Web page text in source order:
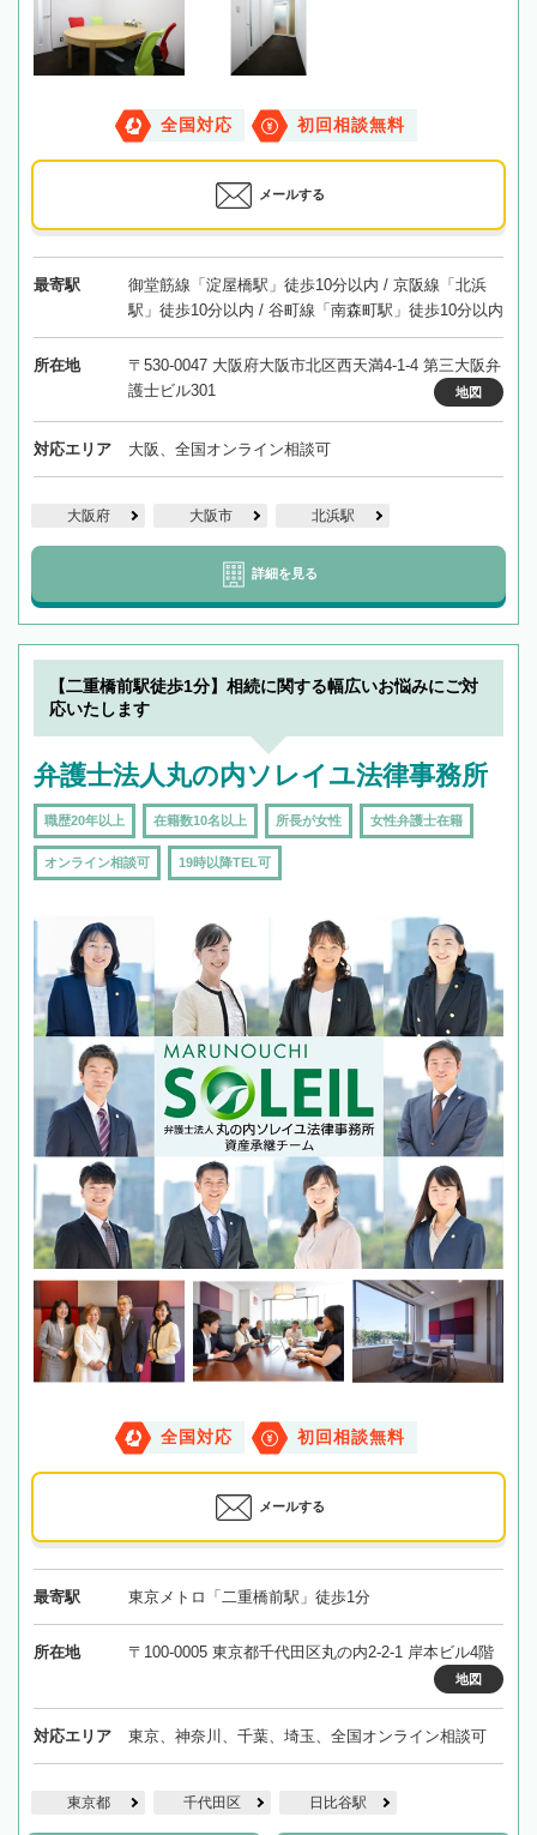
全国対応 初回相談無料
メールする
最寄駅
御堂筋線「淀屋橋駅」徒歩10分以内 / 京阪線「北浜
駅」徒歩10分以内 / 谷町線「南森町駅」徒歩10分以内
所在地
〒530-0047 大阪府大阪市北区西天満4-1-4 第三大阪弁
護士ビル301
地図
対応エリア 大阪、全国オンライン相談可
大阪府 大阪市 北浜駅
詳細を見る
【二重橋前駅徒歩1分】相続に関する幅広いお悩みにご対
応いたします
弁護士法人丸の内ソレイユ法律事務所
職歴20年以上 在籍数10名以上 所長が女性 女性弁護士在籍
オンライン相談可 19時以降TEL可
全国対応 初回相談無料
メールする
最寄駅 東京メトロ「二重橋前駅」徒歩1分
所在地 〒100-0005 東京都千代田区丸の内2-2-1 岸本ビル4階
地図
対応エリア 東京、神奈川、千葉、埼玉、全国オンライン相談可
東京都 千代田区 日比谷駅